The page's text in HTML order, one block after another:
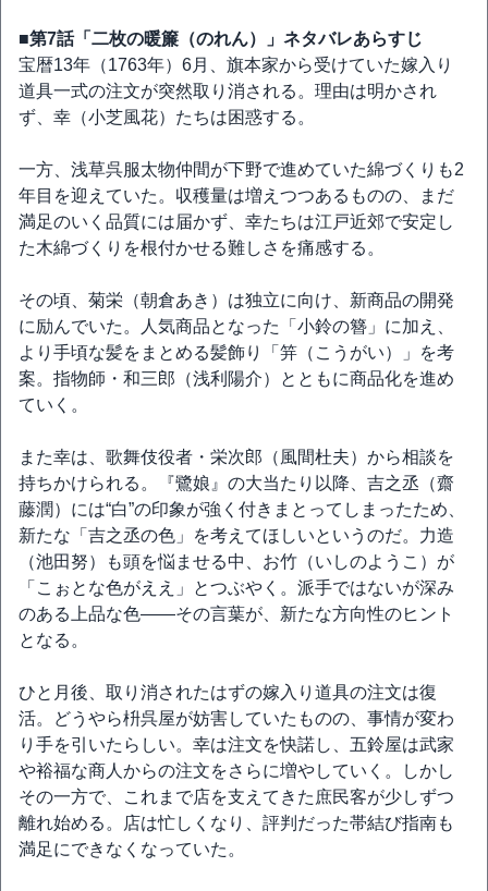
■第7話「二枚の暖簾（のれん）」ネタバレあらすじ
宝暦13年（1763年）6月、旗本家から受けていた嫁入り
道具一式の注文が突然取り消される。理由は明かされ
ず、幸（小芝風花）たちは困惑する。
一方、浅草呉服太物仲間が下野で進めていた綿づくりも2
年目を迎えていた。収穫量は増えつつあるものの、まだ
満足のいく品質には届かず、幸たちは江戸近郊で安定し
た木綿づくりを根付かせる難しさを痛感する。
その頃、菊栄（朝倉あき）は独立に向け、新商品の開発
に励んでいた。人気商品となった「小鈴の簪」に加え、
より手頃な髪をまとめる髪飾り「笄（こうがい）」を考
案。指物師・和三郎（浅利陽介）とともに商品化を進め
ていく。
また幸は、歌舞伎役者・栄次郎（風間杜夫）から相談を
持ちかけられる。『鷺娘』の大当たり以降、吉之丞（齋
藤潤）には“白”の印象が強く付きまとってしまったため、
新たな「吉之丞の色」を考えてほしいというのだ。力造
（池田努）も頭を悩ませる中、お竹（いしのようこ）が
「こぉとな色がええ」とつぶやく。派手ではないが深み
のある上品な色――その言葉が、新たな方向性のヒント
となる。
ひと月後、取り消されたはずの嫁入り道具の注文は復
活。どうやら枡呉屋が妨害していたものの、事情が変わ
り手を引いたらしい。幸は注文を快諾し、五鈴屋は武家
や裕福な商人からの注文をさらに増やしていく。しかし
その一方で、これまで店を支えてきた庶民客が少しずつ
離れ始める。店は忙しくなり、評判だった帯結び指南も
満足にできなくなっていた。